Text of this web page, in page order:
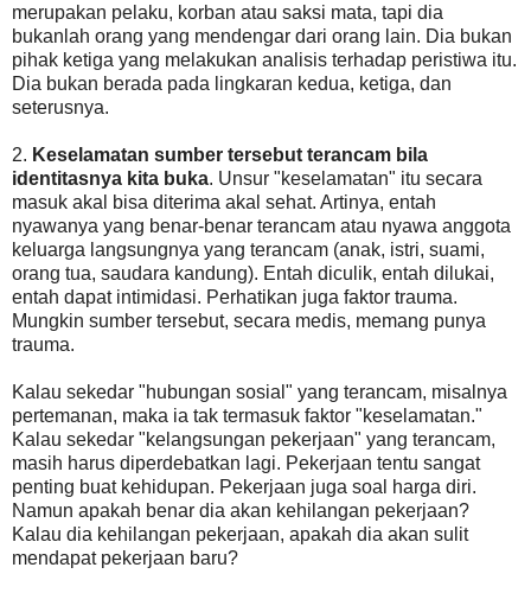
merupakan pelaku, korban atau saksi mata, tapi dia
bukanlah orang yang mendengar dari orang lain. Dia bukan
pihak ketiga yang melakukan analisis terhadap peristiwa itu.
Dia bukan berada pada lingkaran kedua, ketiga, dan
seterusnya.
2. Keselamatan sumber tersebut terancam bila
identitasnya kita buka. Unsur "keselamatan" itu secara
masuk akal bisa diterima akal sehat. Artinya, entah
nyawanya yang benar-benar terancam atau nyawa anggota
keluarga langsungnya yang terancam (anak, istri, suami,
orang tua, saudara kandung). Entah diculik, entah dilukai,
entah dapat intimidasi. Perhatikan juga faktor trauma.
Mungkin sumber tersebut, secara medis, memang punya
trauma.
Kalau sekedar "hubungan sosial" yang terancam, misalnya
pertemanan, maka ia tak termasuk faktor "keselamatan."
Kalau sekedar "kelangsungan pekerjaan" yang terancam,
masih harus diperdebatkan lagi. Pekerjaan tentu sangat
penting buat kehidupan. Pekerjaan juga soal harga diri.
Namun apakah benar dia akan kehilangan pekerjaan?
Kalau dia kehilangan pekerjaan, apakah dia akan sulit
mendapat pekerjaan baru?